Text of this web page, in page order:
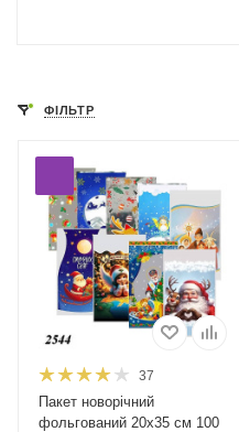
ФІЛЬТР
37
Пакет новорічний
фольгований 20х35 см 100